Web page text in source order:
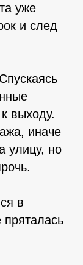
уже
и след
выходу.
иначе
улицу, но
в